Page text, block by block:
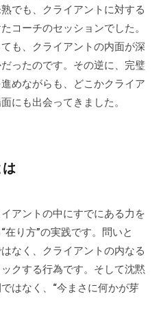
でも、クライアントに対する
コーチのセッションでした。
も、クライアントの内面が深
ったのです。その逆に、完璧
めながらも、どこかクライア
にも出会ってきました。
アントの中にすでにある力を
り方”の実践です。問いと
なく、クライアントの内なる
クする行為です。そして沈黙
はなく、“今まさに何かが芽